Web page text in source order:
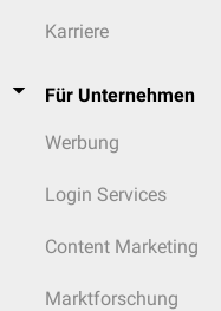
Karriere
Für Unternehmen
Werbung
Login Services
Content Marketing
Marktforschung